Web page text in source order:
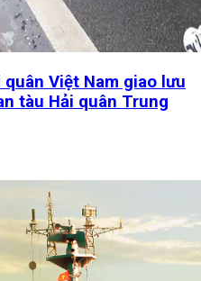
Việt Nam giao lưu
tàu Hải quân Trung